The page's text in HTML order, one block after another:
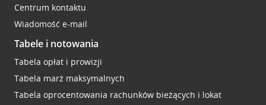
Centrum kontaktu
Wiadomość e-mail
Tabele i notowania
Tabela opłat i prowizji
Tabela marż maksymalnych
Tabela oprocentowania rachunków bieżących i lokat